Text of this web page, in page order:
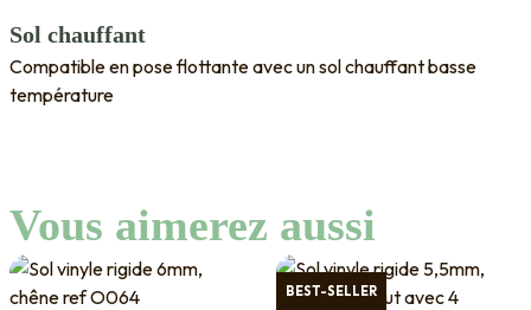
Sol chauffant
Compatible en pose flottante avec un sol chauffant basse
température
Vous aimerez aussi
BEST-SELLER